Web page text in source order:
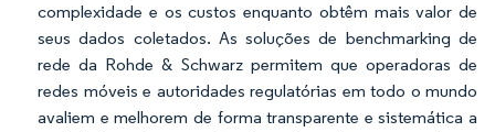
complexidade e os custos enquanto obtêm mais valor de
seus dados coletados. As soluções de benchmarking de
rede da Rohde & Schwarz permitem que operadoras de
redes móveis e autoridades regulatórias em todo o mundo
avaliem e melhorem de forma transparente e sistemática a